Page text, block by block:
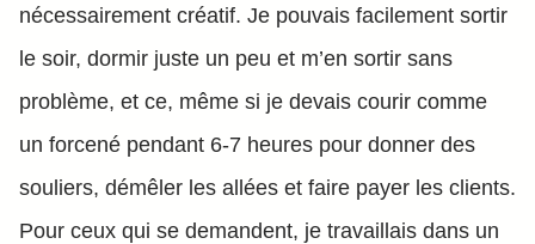
nécessairement créatif. Je pouvais facilement sortir
le soir, dormir juste un peu et m’en sortir sans
problème, et ce, même si je devais courir comme
un forcené pendant 6-7 heures pour donner des
souliers, démêler les allées et faire payer les clients.
Pour ceux qui se demandent, je travaillais dans un